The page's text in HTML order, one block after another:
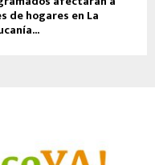
de hogares en La